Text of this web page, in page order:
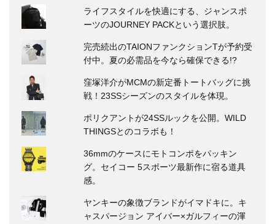
ライフスタイルを快適にする、ジャンスポ
ーツのJOURNEY PACKという選択肢。
完売続出のTAIONファンクションTが予約受
付中。夏の必需品を今なら確保できる!?
窪塚洋介がMCMの新定番トートバッグに挑
戦！23SSシーズンのスタイルを体現。
ポリクアントが24SSルックを公開。WILD
THINGSとのコラボも！
36mmのケースにモトコンポをパッキン
グ。セイコー 5スポーツ最新作に宿る道具
感。
ヤンキーの象徴ブランドがイマドキに。キ
ャスパージョン アイバー×ガルフィーの渾